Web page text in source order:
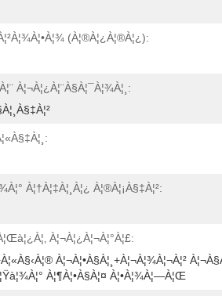
(à¦®à¦¿à¦®à¦¿):
À¦¬à¦¿à¦¨à§à¦¯à¦¾à¦¸:
À¦†à¦‡à¦¸à¦¿ À¦®à¦¡à§‡à¦²:
À¦¬à¦¿à¦¬à¦°à¦£:
À¦¬à¦•à§à¦¸+à¦¬à¦¾à¦¬à¦²
À¦¶à¦•à§à¦¤ À¦•à¦¾à¦—À¦œ